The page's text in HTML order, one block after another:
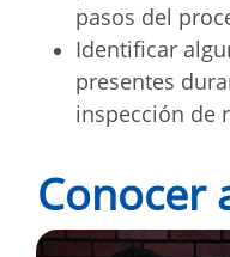
pasos del
Identificar
presentes
inspección de
Conocer